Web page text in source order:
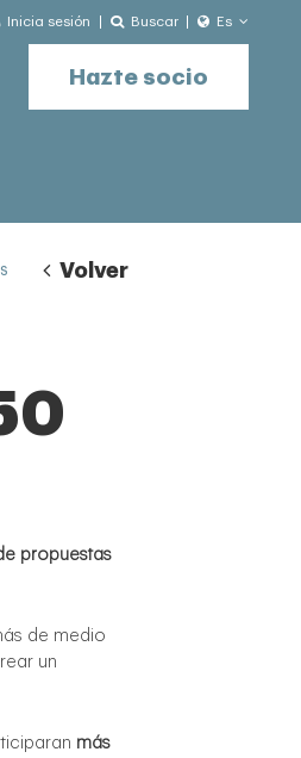
Inicia sesión Buscar Es
Hazte socio
Volver
propuestas
de medio
un
más